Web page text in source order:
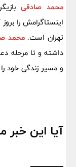
محمد صادقی
اینستاگرامش را
تهران است.محمد
داشته و تا مرحله
و مسیر زندگی خود
آیا این خبر